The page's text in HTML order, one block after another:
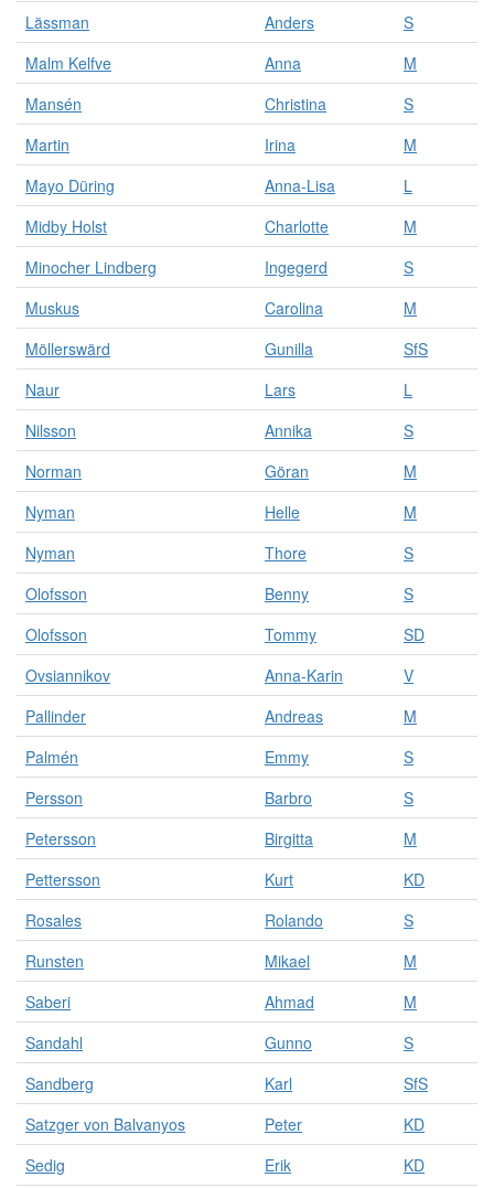
Lässman
Anders
S
Malm Kelfve
Anna
M
Mansén
Christina
S
Martin
Irina
M
Mayo Düring
Anna-Lisa
L
Midby Holst
Charlotte
M
Minocher Lindberg
Ingegerd
S
Muskus
Carolina
M
Möllerswärd
Gunilla
SfS
Naur
Lars
L
Nilsson
Annika
S
Norman
Göran
M
Nyman
Helle
M
Nyman
Thore
S
Olofsson
Benny
S
Olofsson
Tommy
SD
Ovsiannikov
Anna-Karin
V
Pallinder
Andreas
M
Palmén
Emmy
S
Persson
Barbro
S
Petersson
Birgitta
M
Pettersson
Kurt
KD
Rosales
Rolando
S
Runsten
Mikael
M
Saberi
Ahmad
M
Sandahl
Gunno
S
Sandberg
Karl
SfS
Satzger von Balvanyos
Peter
KD
Sedig
Erik
KD